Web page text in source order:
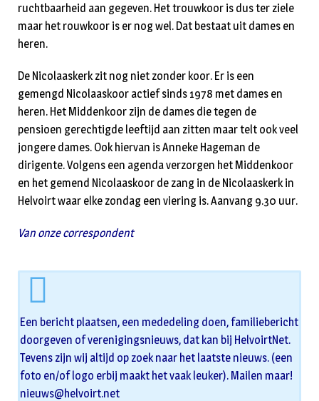
ruchtbaarheid aan gegeven. Het trouwkoor is dus ter ziele
maar het rouwkoor is er nog wel. Dat bestaat uit dames en
heren.
De Nicolaaskerk zit nog niet zonder koor. Er is een
gemengd Nicolaaskoor actief sinds 1978 met dames en
heren. Het Middenkoor zijn de dames die tegen de
pensioen gerechtigde leeftijd aan zitten maar telt ook veel
jongere dames. Ook hiervan is Anneke Hageman de
dirigente. Volgens een agenda verzorgen het Middenkoor
en het gemend Nicolaaskoor de zang in de Nicolaaskerk in
Helvoirt waar elke zondag een viering is. Aanvang 9.30 uur.
Van onze correspondent
Een bericht plaatsen, een mededeling doen, familiebericht
doorgeven of verenigingsnieuws, dat kan bij HelvoirtNet.
Tevens zijn wij altijd op zoek naar het laatste nieuws. (een
foto en/of logo erbij maakt het vaak leuker). Mailen maar!
nieuws@helvoirt.net